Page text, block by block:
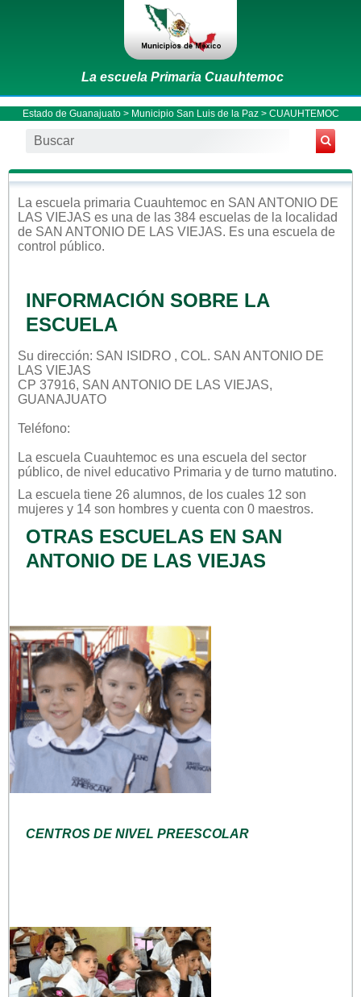
La escuela Primaria Cuauhtemoc
Estado de Guanajuato> Municipio San Luis de la Paz> CUAUHTEMOC
La escuela primaria Cuauhtemoc en SAN ANTONIO DE
LAS VIEJAS es una de las 384 escuelas de la localidad
de SAN ANTONIO DE LAS VIEJAS. Es una escuela de
control público.
INFORMACIÓN SOBRE LA
ESCUELA
Su dirección: SAN ISIDRO , COL. SAN ANTONIO DE
LAS VIEJAS
CP 37916, SAN ANTONIO DE LAS VIEJAS,
GUANAJUATO
Teléfono:
La escuela Cuauhtemoc es una escuela del sector
público, de nivel educativo Primaria y de turno matutino.
La escuela tiene 26 alumnos, de los cuales 12 son
mujeres y 14 son hombres y cuenta con 0 maestros.
OTRAS ESCUELAS EN SAN
ANTONIO DE LAS VIEJAS
CENTROS DE NIVEL PREESCOLAR